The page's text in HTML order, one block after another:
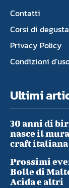
Contatti
Corsi di
Privacy Policy
Condizioni
Ultimi
30 anni di
nasce il
craft italiana
Prossimi
Bolle di
Acida e altri